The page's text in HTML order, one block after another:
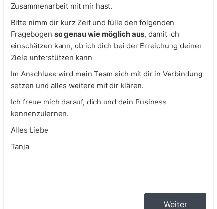
Zusammenarbeit mit mir hast.
Bitte nimm dir kurz Zeit und fülle den folgenden
Fragebogen so genau wie möglich aus, damit ich
einschätzen kann, ob ich dich bei der Erreichung deiner
Ziele unterstützen kann.
Im Anschluss wird mein Team sich mit dir in Verbindung
setzen und alles weitere mit dir klären.
Ich freue mich darauf, dich und dein Business
kennenzulernen.
Alles Liebe
Tanja
Weiter